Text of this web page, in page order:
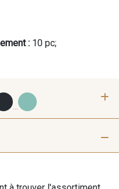
: 10 pc;
...